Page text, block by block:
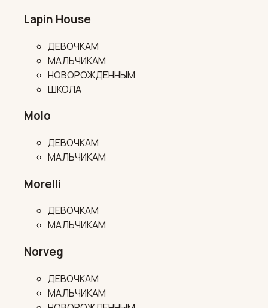
Lapin House
ДЕВОЧКАМ
МАЛЬЧИКАМ
НОВОРОЖДЕННЫМ
ШКОЛА
Molo
ДЕВОЧКАМ
МАЛЬЧИКАМ
Morelli
ДЕВОЧКАМ
МАЛЬЧИКАМ
Norveg
ДЕВОЧКАМ
МАЛЬЧИКАМ